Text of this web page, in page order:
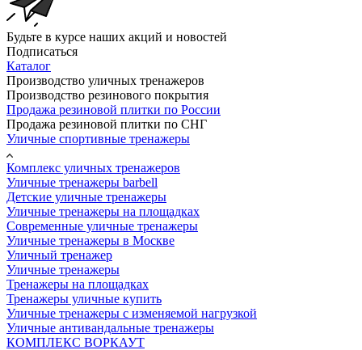
Будьте в курсе наших акций и новостей
Подписаться
Каталог
Производство уличных тренажеров
Производство резинового покрытия
Продажа резиновой плитки по России
Продажа резиновой плитки по СНГ
Уличные спортивные тренажеры
Комплекс уличных тренажеров
Уличные тренажеры barbell
Детские уличные тренажеры
Уличные тренажеры на площадках
Современные уличные тренажеры
Уличные тренажеры в Москве
Уличный тренажер
Уличные тренажеры
Тренажеры на площадках
Тренажеры уличные купить
Уличные тренажеры с изменяемой нагрузкой
Уличные антивандальные тренажеры
КОМПЛЕКС ВОРКАУТ